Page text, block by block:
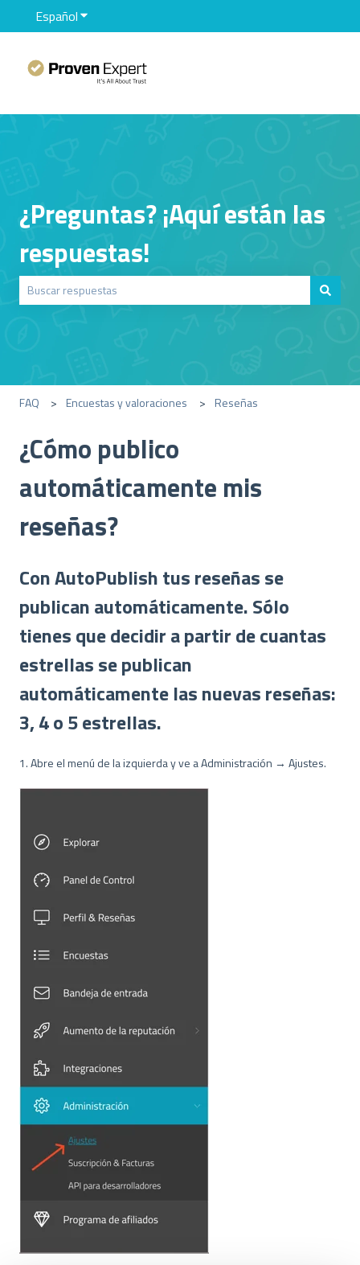
EspañolTraducciones de Mostrar submenú de
¿Preguntas? ¡Aquí están las
respuestas!
FAQ Encuestas y valoraciones Reseñas
¿Cómo publico
automáticamente mis
reseñas?
Con AutoPublish tus reseñas se
publican automáticamente. Sólo
tienes que decidir a partir de cuantas
estrellas se publican
automáticamente las nuevas reseñas:
3, 4 o 5 estrellas.
1. Abre el menú de la izquierda y ve a Administración → Ajustes.